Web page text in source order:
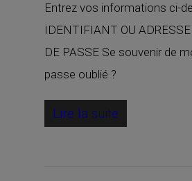
Entrez vos informations ci-
IDENTIFIANT OU
DE PASSE Se souvenir de
passe oublié ?
Lire la suite